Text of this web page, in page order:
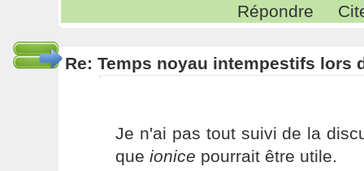
Répondre
Re: Temps noyau intempestifs lors
Je n'ai pas tout suivi de la
que ionice pourrait être utile.